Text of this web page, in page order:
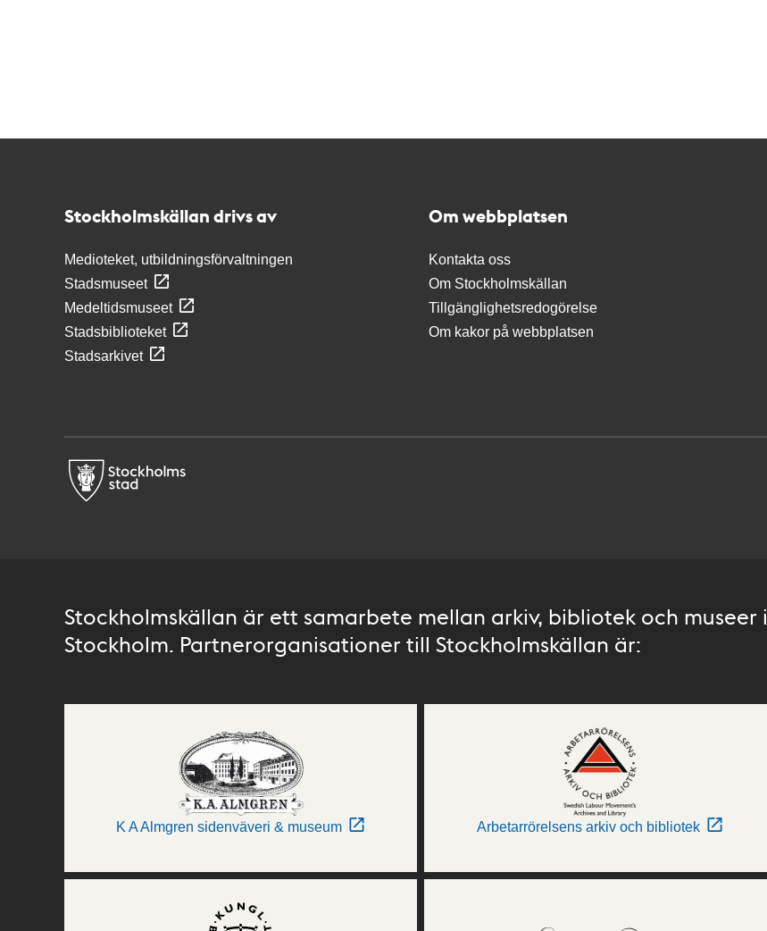
Stockholmskällan drivs av
Medioteket, utbildningsförvaltningen
Stadsmuseet
Medeltidsmuseet
Stadsbiblioteket
Stadsarkivet
Om webbplatsen
Kontakta oss
Om Stockholmskällan
Tillgänglighetsredogörelse
Om kakor på webbplatsen
Stockholmskällan är ett samarbete mellan arkiv, bibliotek och museer i
Stockholm. Partnerorganisationer till Stockholmskällan är:
K A Almgren sidenväveri & museum Arbetarrörelsens arkiv och bibliotek